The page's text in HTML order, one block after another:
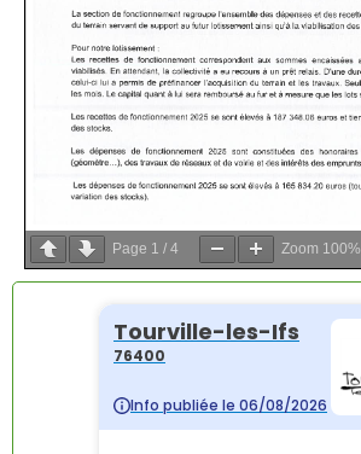
Page 1 / 4 Zoom 100%